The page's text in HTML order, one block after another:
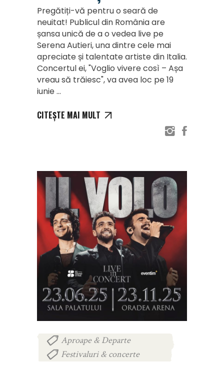
Pregătiți-vă pentru o seară de
neuitat! Publicul din România are
șansa unică de a o vedea live pe
Serena Autieri, una dintre cele mai
apreciate și talentate artiste din Italia.
Concertul ei, "Voglio vivere così – Așa
vreau să trăiesc", va avea loc pe 19
iunie
CITEȘTE MAI MULT
Aproape & Departe
Festivaluri & concerte